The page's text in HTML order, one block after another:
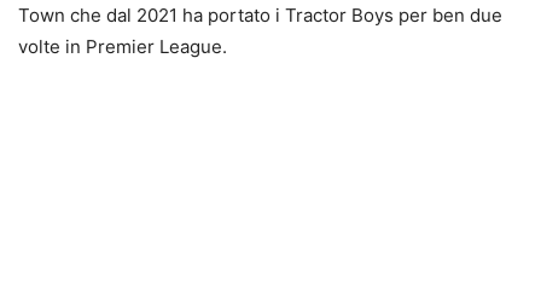
Town che dal 2021 ha portato i Tractor Boys per ben due
volte in Premier League.